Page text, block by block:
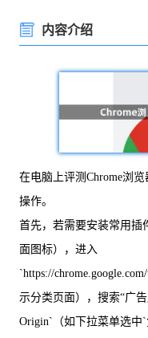
内容介绍
在电脑上评测Chrome浏
操作。
首先，若需要安装常用插
面图标），进入
`https://
示分类页面），搜索“广
Origin`（如下拉菜单选中`